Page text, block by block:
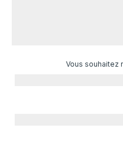
Vous souhaitez